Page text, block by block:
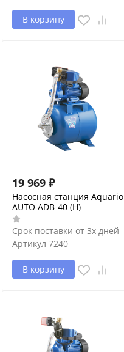
В корзину
19 969 ₽
Насосная станция Aquario
AUTO ADB-40 (H)
Срок поставки от 3х дней
Артикул 7240
В корзину